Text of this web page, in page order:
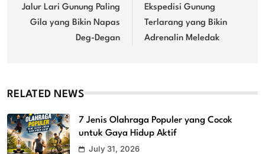
navigation
Jalur Lari Gunung Paling
Gila yang Bikin Napas
Deg-Degan
Ekspedisi Gunung
Terlarang yang Bikin
Adrenalin Meledak
RELATED NEWS
7 Jenis Olahraga Populer yang Cocok
untuk Gaya Hidup Aktif
July 31, 2026